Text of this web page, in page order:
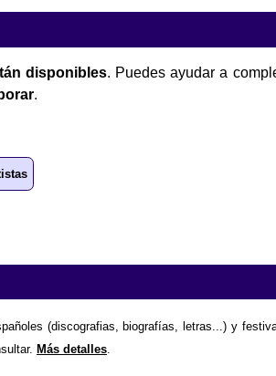
disponibles. Puedes ayudar a
.
(discografias, biografías, letras...) y
Más detalles.